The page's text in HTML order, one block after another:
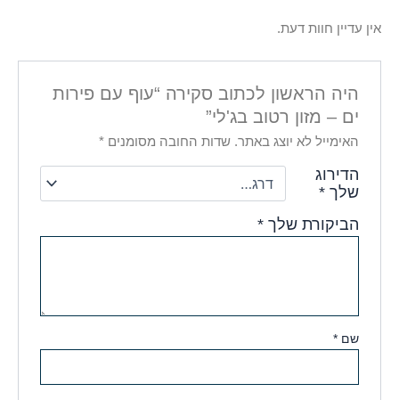
אין עדיין חוות דעת.
היה הראשון לכתוב סקירה “עוף עם פירות
ים – מזון רטוב בג'לי”
האימייל לא יוצג באתר. שדות החובה מסומנים*
הדירוג
שלך*
הביקורת שלך*
שם*